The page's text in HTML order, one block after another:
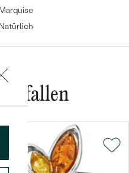
Marquise
Natürlich
gefallen